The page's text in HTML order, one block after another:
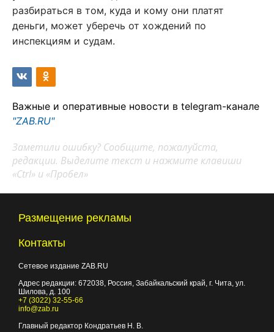
разбираться в том, куда и кому они платят
деньги, может уберечь от хождений по
инспекциям и судам.
Важные и оперативные новости в telegram-канале
"ZAB.RU"
Заметили ошибку? Сообщите, пожалуйста,
редакции. Выделите текст и нажмите клавиши
«Ctrl» и «Пробел»
Размещение рекламы
Контакты
Сетевое издание ZAB.RU
Адрес редакции: 672038, Россия, Забайкальский край, г. Чита, ул.
Шилова, д. 100
+7 (3022) 32-55-66
info@zab.ru
Главный редактор Кондратьев Н. В.